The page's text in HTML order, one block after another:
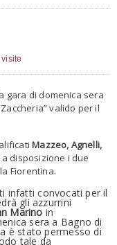
gara di domenica sera
valido per il
Mazzeo, Agnelli,
disposizione i due
Fiorentina.
infatti convocati per il
gli azzurrini
Marino in
sera a Bagno di
è stato permesso di
tale da